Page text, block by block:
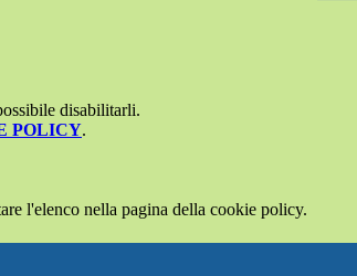
disabilitarli.
POLICY.
l'elenco nella pagina della cookie policy.